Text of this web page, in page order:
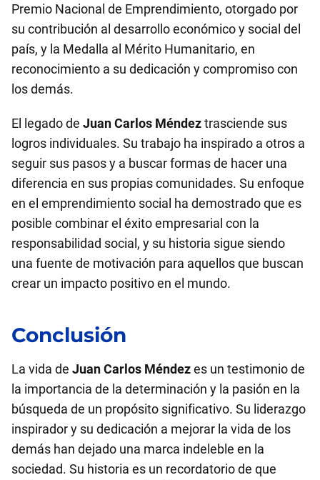
Premio Nacional de Emprendimiento, otorgado por
su contribución al desarrollo económico y social del
país, y la Medalla al Mérito Humanitario, en
reconocimiento a su dedicación y compromiso con
los demás.
El legado de Juan Carlos Méndeztrasciende sus
logros individuales. Su trabajo ha inspirado a otros a
seguir sus pasos y a buscar formas de hacer una
diferencia en sus propias comunidades. Su enfoque
en el emprendimiento social ha demostrado que es
posible combinar el éxito empresarial con la
responsabilidad social, y su historia sigue siendo
una fuente de motivación para aquellos que buscan
crear un impacto positivo en el mundo.
Conclusión
La vida de Juan Carlos Méndezes un testimonio de
la importancia de la determinación y la pasión en la
búsqueda de un propósito significativo. Su liderazgo
inspirador y su dedicación a mejorar la vida de los
demás han dejado una marca indeleble en la
sociedad. Su historia es un recordatorio de que